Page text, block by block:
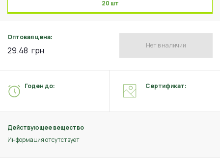
20 шт
Оптовая цена:
29.48 грн Нет в наличии
Действующее вещество
Информация отсутствует
Годен до: Сертификат: